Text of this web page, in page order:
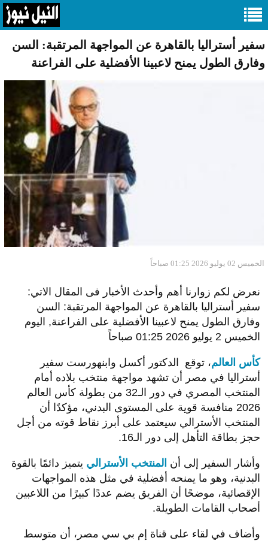
سفير أستراليا بالقاهرة عن المواجهة المرتقبة: السن
وفارق الطول يمنح لاعبينا الأفضلية على الفراعنة
الخميس 02 يوليو 2026 01:25 صباحاً
نعرض لكم زوارنا أهم وأحدث الأخبار فى المقال الاتي:
سفير أستراليا بالقاهرة عن المواجهة المرتقبة: السن
وفارق الطول يمنح لاعبينا الأفضلية على الفراعنة, اليوم
الخميس 2 يوليو 2026 01:25 صباحاً
كأس العالم، توقع الدكتور أكسل وابنهورست سفير
أستراليا في مصر أن تشهد مواجهة منتخب بلاده أمام
المنتخب المصري في دور الـ32 من بطولة كأس العالم
2026 منافسة قوية على المستوى البدني، مؤكدًا أن
المنتخب الأسترالي سيعتمد على أبرز نقاط قوته من أجل
حجز بطاقة التأهل إلى دور الـ16.
وأشار السفير إلى أن المنتخب الأسترالي يتميز دائمًا بالقوة
البدنية، وهو ما يمنحه أفضلية في مثل هذه المواجهات
الإقصائية، موضحًا أن الفريق يضم عددًا كبيرًا من اللاعبين
أصحاب القامات الطويلة.
وأضاف في لقاء على قناة إم بي سي مصر، أن متوسط